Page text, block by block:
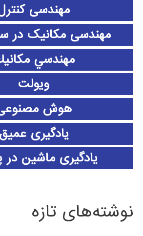
مهندسی
مهندسی مکانیک در
مهندسي
ویولت
هوش
یادگیری عمیق
یادگیری ماشین در
نوشته‌های تازه